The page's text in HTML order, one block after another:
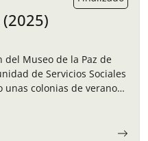
del Museo de la Paz de
de Servicios Sociales
colonias de verano